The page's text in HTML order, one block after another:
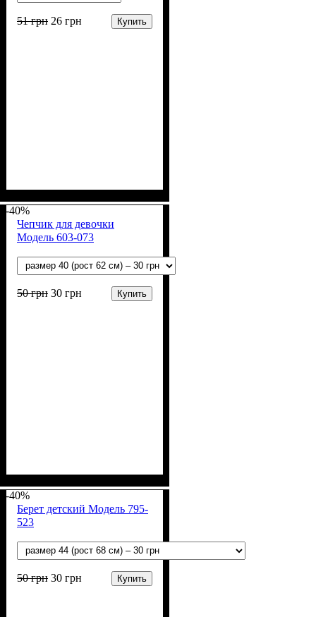
51грн 26 грн Купить
-40%
Чепчик для девочки
Модель 603-073
50грн 30 грн Купить
х/б)
-40%
Берет детский Модель 795-
523
50грн 30 грн Купить